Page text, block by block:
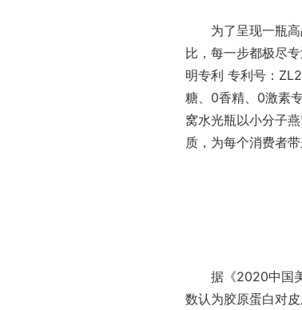
为了呈现一瓶高
比，每一步都极尽
明专利 专利号：
糖、0香精、0激素
窝水光瓶以小分子
质，为每个消费者
据《2020中国美
数认为胶原蛋白对